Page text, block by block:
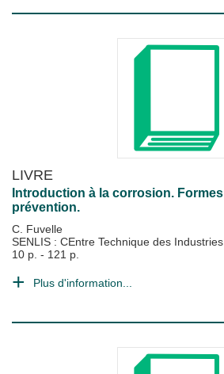
LIVRE
Introduction à la corrosion.
prévention.
C. Fuvelle
SENLIS : CEntre Technique des
10 p. - 121 p.
Plus d'information...